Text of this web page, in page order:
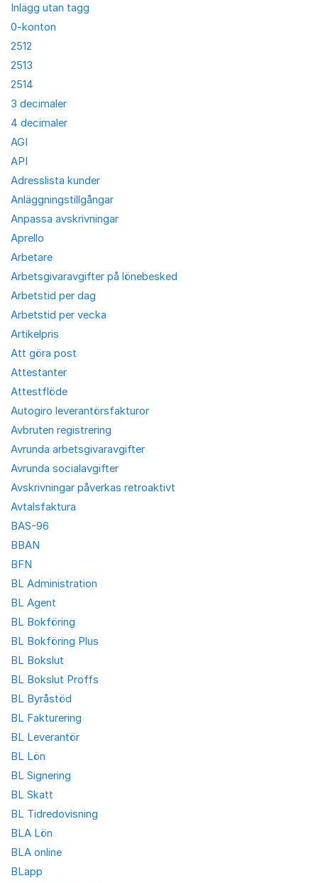
Inlägg utan tagg
0-konton
2512
2513
2514
3 decimaler
4 decimaler
AGI
API
Adresslista kunder
Anläggningstillgångar
Anpassa avskrivningar
Aprello
Arbetare
Arbetsgivaravgifter på lönebesked
Arbetstid per dag
Arbetstid per vecka
Artikelpris
Att göra post
Attestanter
Attestflöde
Autogiro leverantörsfakturor
Avbruten registrering
Avrunda arbetsgivaravgifter
Avrunda socialavgifter
Avskrivningar påverkas retroaktivt
Avtalsfaktura
BAS-96
BBAN
BFN
BL Administration
BL Agent
BL Bokföring
BL Bokföring Plus
BL Bokslut
BL Bokslut Proffs
BL Byråstöd
BL Fakturering
BL Leverantör
BL Lön
BL Signering
BL Skatt
BL Tidredovisning
BLA Lön
BLA online
BLapp